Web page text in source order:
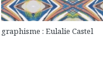
graphisme : Eulalie Castel